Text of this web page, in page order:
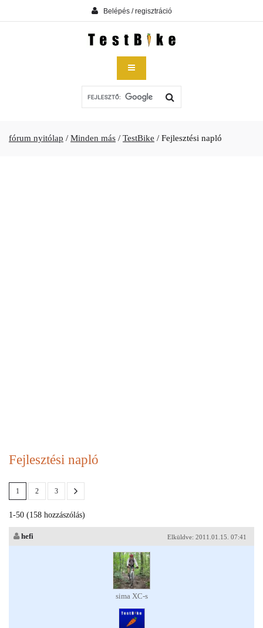
Belépés / regisztráció
fórum nyitólap / Minden más / TestBike / Fejlesztési napló
Fejlesztési napló
1 2 3
1-50 (158 hozzászólás)
Elküldve: 2011.01.15. 07:41
hefi
sima XC-s